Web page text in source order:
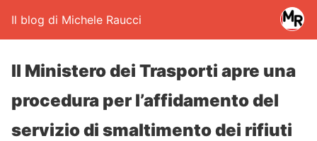
Il blog di Michele Raucci
Il Ministero dei Trasporti apre una
procedura per l’affidamento del
servizio di smaltimento dei rifiuti